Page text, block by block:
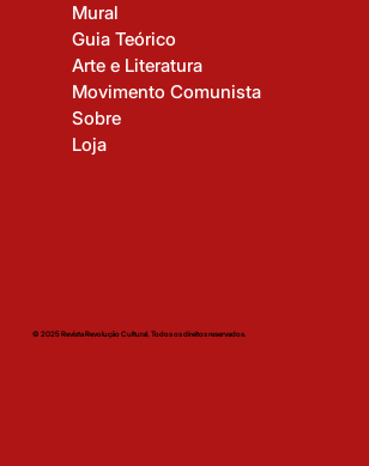
© 2025 Revista Revolução Cultural. Todos os direitos reservados.
Mural
Guia Teórico
Arte e Literatura
Movimento Comunista
Sobre
Loja